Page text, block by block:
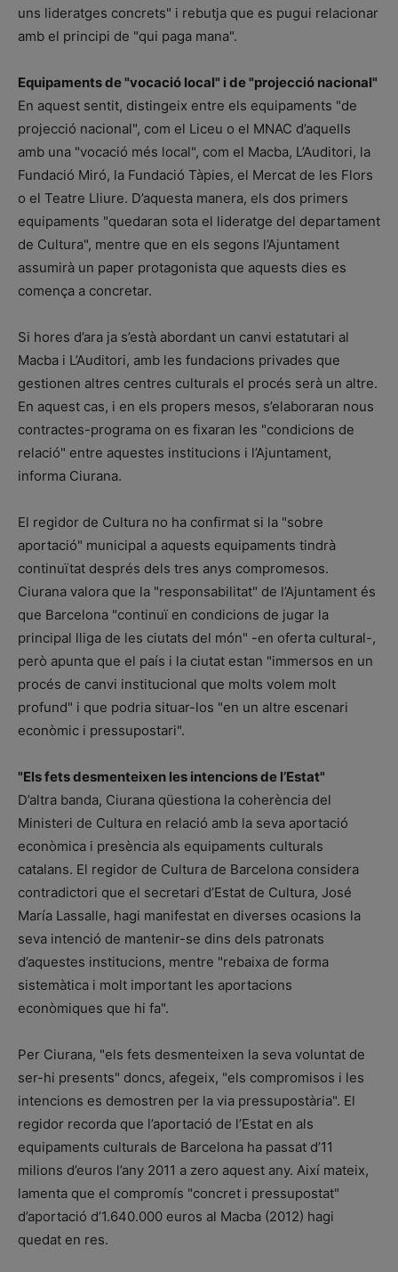
uns lideratges concrets" i rebutja que es pugui relacionar
amb el principi de "qui paga mana".
Equipaments de "vocació local" i de "projecció nacional"
En aquest sentit, distingeix entre els equipaments "de
projecció nacional", com el Liceu o el MNAC d’aquells
amb una "vocació més local", com el Macba, L’Auditori, la
Fundació Miró, la Fundació Tàpies, el Mercat de les Flors
o el Teatre Lliure. D’aquesta manera, els dos primers
equipaments "quedaran sota el lideratge del departament
de Cultura", mentre que en els segons l’Ajuntament
assumirà un paper protagonista que aquests dies es
comença a concretar.
Si hores d’ara ja s’està abordant un canvi estatutari al
Macba i L’Auditori, amb les fundacions privades que
gestionen altres centres culturals el procés serà un altre.
En aquest cas, i en els propers mesos, s’elaboraran nous
contractes-programa on es fixaran les "condicions de
relació" entre aquestes institucions i l’Ajuntament,
informa Ciurana.
El regidor de Cultura no ha confirmat si la "sobre
aportació" municipal a aquests equipaments tindrà
continuïtat després dels tres anys compromesos.
Ciurana valora que la "responsabilitat" de l’Ajuntament és
que Barcelona "continuï en condicions de jugar la
principal lliga de les ciutats del món" -en oferta cultural-,
però apunta que el país i la ciutat estan "immersos en un
procés de canvi institucional que molts volem molt
profund" i que podria situar-los "en un altre escenari
econòmic i pressupostari".
"Els fets desmenteixen les intencions de l’Estat"
D’altra banda, Ciurana qüestiona la coherència del
Ministeri de Cultura en relació amb la seva aportació
econòmica i presència als equipaments culturals
catalans. El regidor de Cultura de Barcelona considera
contradictori que el secretari d’Estat de Cultura, José
María Lassalle, hagi manifestat en diverses ocasions la
seva intenció de mantenir-se dins dels patronats
d’aquestes institucions, mentre "rebaixa de forma
sistemàtica i molt important les aportacions
econòmiques que hi fa".
Per Ciurana, "els fets desmenteixen la seva voluntat de
ser-hi presents" doncs, afegeix, "els compromisos i les
intencions es demostren per la via pressupostària". El
regidor recorda que l’aportació de l’Estat en als
equipaments culturals de Barcelona ha passat d’11
milions d’euros l’any 2011 a zero aquest any. Així mateix,
lamenta que el compromís "concret i pressupostat"
d’aportació d’1.640.000 euros al Macba (2012) hagi
quedat en res.